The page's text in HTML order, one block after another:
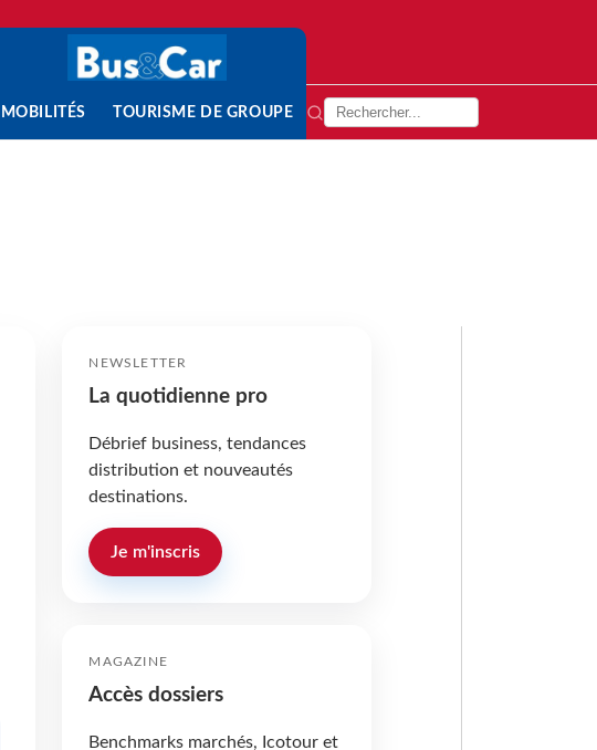
MOBILITÉS TOURISME DE GROUPE
NEWSLETTER
La quotidienne pro
Débrief business, tendances
distribution et nouveautés
destinations.
Je m'inscris
MAGAZINE
Accès dossiers
Benchmarks marchés, Icotour et